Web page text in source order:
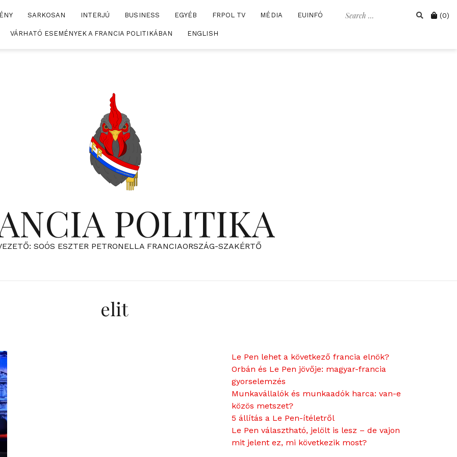
Search Cart
(0)
SARKOSAN INTERJÚ BUSINESS EGYÉB FRPOL TV MÉDIA EUINFÓ
VÁRHATÓ ESEMÉNYEK A FRANCIA POLITIKÁBAN ENGLISH
POLITIKA
SOÓS ESZTER PETRONELLA FRANCIAORSZÁG-SZAKÉRTŐ
elit
Le Pen lehet a következő francia elnök?
Orbán és Le Pen jövője: magyar-francia
gyorselemzés
Munkavállalók és munkaadók harca: van-e
közös metszet?
5 állítás a Le Pen-ítéletről
Le Pen választható, jelölt is lesz – de vajon
mit jelent ez, mi következik most?